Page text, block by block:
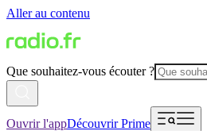
Aller au contenu
Que souhaitez-vous écouter ?
Ouvrir l'appDécouvrir Prime